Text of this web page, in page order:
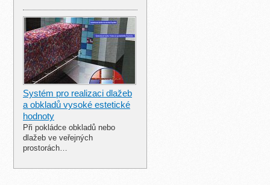
Systém pro realizaci dlažeb
a obkladů vysoké estetické
hodnoty
Při pokládce obkladů nebo
dlažeb ve veřejných
prostorách…